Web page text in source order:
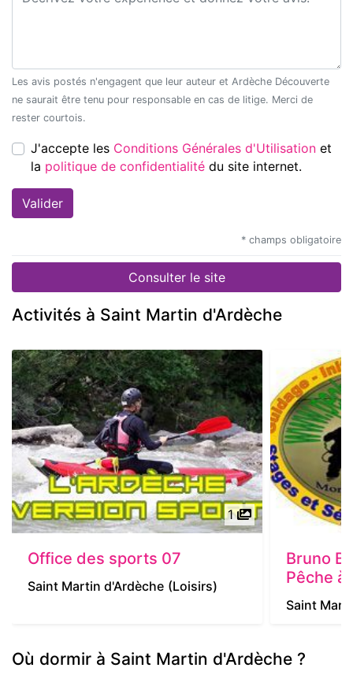
Les avis postés n'engagent que leur auteur et Ardèche Découverte
ne saurait être tenu pour responsable en cas de litige. Merci de
rester courtois.
J'accepte les Conditions Générales d'Utilisation et
la
politique de confidentialité du site internet.
* champs obligatoire
Consulter le site
Activités à Saint Martin d'Ardèche
1
Office des sports 07
Saint Martin d'Ardèche (Loisirs)
Bruno
Pêche à
Saint
Où dormir à Saint Martin d'Ardèche ?